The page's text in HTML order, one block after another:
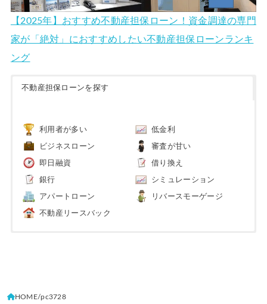
【2025年】おすすめ不動産担保ローン！資金調達の専門
家が「絶対」におすすめしたい不動産担保ローンランキ
ング
不動産担保ローンを探す
利用者が多い 低金利
ビジネスローン 審査が甘い
即日融資 借り換え
銀行 シミュレーション
アパートローン リバースモーゲージ
不動産リースバック
HOME pc3728